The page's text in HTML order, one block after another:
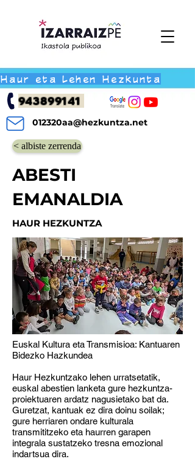
Haur eta Lehen Hezkunta
943899141
012320aa@hezkuntza.net
< albiste zerrenda
ABESTI
EMANALDIA
HAUR HEZKUNTZA
Euskal Kultura eta Transmisioa: Kantuaren
Bidezko Hazkundea
Haur Hezkuntzako lehen urratsetatik,
euskal abestien lanketa gure hezkuntza-
proiektuaren ardatz nagusietako bat da.
Guretzat, kantuak ez dira doinu soilak;
gure herriaren ondare kulturala
transmititzeko eta haurren garapen
integrala sustatzeko tresna emozional
indartsua dira.